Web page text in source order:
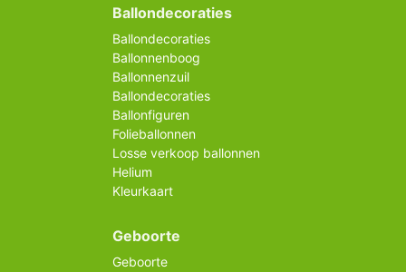
Ballondecoraties
Ballondecoraties
Ballonnenboog
Ballonnenzuil
Ballondecoraties
Ballonfiguren
Folieballonnen
Losse verkoop ballonnen
Helium
Kleurkaart
Geboorte
Geboorte